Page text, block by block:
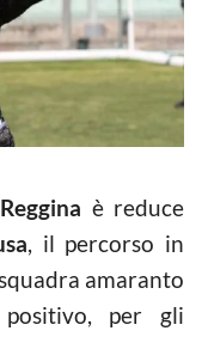
Reggina è reduce
, il percorso in
amaranto
positivo, per gli